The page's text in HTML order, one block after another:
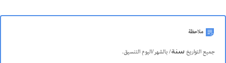
ملاحظة
جميع التواريخ ﺳﻨﺔ/ بالشهر/اليوم التنسيق.